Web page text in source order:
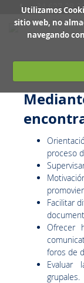
Utilizamos
sitio web, no
navegando
+34 627 38
proceso
Facilitar
Ofrecer
foros de
Evaluar
grupales.